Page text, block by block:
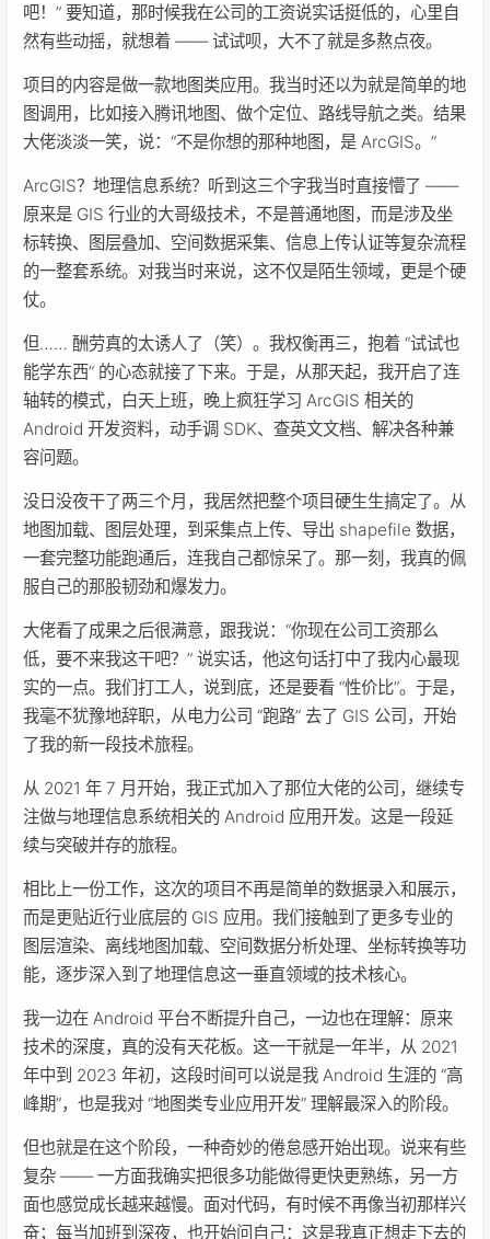
吧！” 要知道，那时候我在公司的工资说实话挺低的，心里自
然有些动摇，就想着 —— 试试呗，大不了就是多熬点夜。
项目的内容是做一款地图类应用。我当时还以为就是简单的地
图调用，比如接入腾讯地图、做个定位、路线导航之类。结果
大佬淡淡一笑，说：“不是你想的那种地图，是 ArcGIS。”
ArcGIS？地理信息系统？听到这三个字我当时直接懵了 ——
原来是 GIS 行业的大哥级技术，不是普通地图，而是涉及坐
标转换、图层叠加、空间数据采集、信息上传认证等复杂流程
的一整套系统。对我当时来说，这不仅是陌生领域，更是个硬
仗。
但…… 酬劳真的太诱人了（笑）。我权衡再三，抱着 “试试也
能学东西” 的心态就接了下来。于是，从那天起，我开启了连
轴转的模式，白天上班，晚上疯狂学习 ArcGIS 相关的
Android 开发资料，动手调 SDK、查英文文档、解决各种兼
容问题。
没日没夜干了两三个月，我居然把整个项目硬生生搞定了。从
地图加载、图层处理，到采集点上传、导出 shapefile 数据，
一套完整功能跑通后，连我自己都惊呆了。那一刻，我真的佩
服自己的那股韧劲和爆发力。
大佬看了成果之后很满意，跟我说：“你现在公司工资那么
低，要不来我这干吧？” 说实话，他这句话打中了我内心最现
实的一点。我们打工人，说到底，还是要看 “性价比”。于是，
我毫不犹豫地辞职，从电力公司 “跑路” 去了 GIS 公司，开始
了我的新一段技术旅程。
从 2021 年 7 月开始，我正式加入了那位大佬的公司，继续专
注做与地理信息系统相关的 Android 应用开发。这是一段延
续与突破并存的旅程。
相比上一份工作，这次的项目不再是简单的数据录入和展示，
而是更贴近行业底层的 GIS 应用。我们接触到了更多专业的
图层渲染、离线地图加载、空间数据分析处理、坐标转换等功
能，逐步深入到了地理信息这一垂直领域的技术核心。
我一边在 Android 平台不断提升自己，一边也在理解：原来
技术的深度，真的没有天花板。这一干就是一年半，从 2021
年中到 2023 年初，这段时间可以说是我 Android 生涯的 “高
峰期”，也是我对 “地图类专业应用开发” 理解最深入的阶段。
但也就是在这个阶段，一种奇妙的倦怠感开始出现。说来有些
复杂 —— 一方面我确实把很多功能做得更快更熟练，另一方
面也感觉成长越来越慢。面对代码，有时候不再像当初那样兴
奋；每当加班到深夜，也开始问自己：这是我真正想走下去的